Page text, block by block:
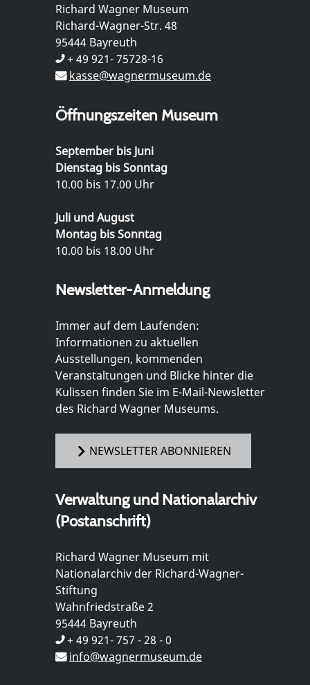
Richard Wagner Museum
Richard-Wagner-Str. 48
95444 Bayreuth
+ 49 921- 75728-16
kasse@wagnermuseum.de
Öffnungszeiten Museum
September bis Juni
Dienstag bis Sonntag
10.00 bis 17.00 Uhr
Juli und August
Montag bis Sonntag
10.00 bis 18.00 Uhr
Newsletter-Anmeldung
Immer auf dem Laufenden:
Informationen zu aktuellen
Ausstellungen, kommenden
Veranstaltungen und Blicke hinter die
Kulissen finden Sie im E-Mail-Newsletter
des Richard Wagner Museums.
NEWSLETTER ABONNIEREN
Verwaltung und Nationalarchiv
(Postanschrift)
Richard Wagner Museum mit
Nationalarchiv der Richard-Wagner-
Stiftung
Wahnfriedstraße 2
95444 Bayreuth
+ 49 921- 757 - 28 - 0
info@wagnermuseum.de